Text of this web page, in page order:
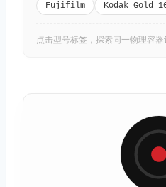
Fujifilm Kodak Gold
点击型号标签，探索同一物理容器